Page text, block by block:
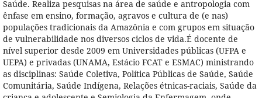
Saúde. Realiza pesquisas na área de saúde e antropologia com
ênfase em ensino, formação, agravos e cultura de (e nas)
populações tradicionais da Amazônia e com grupos em situação
de vulnerabilidade nos diversos ciclos de vida.É docente de
nível superior desde 2009 em Universidades públicas (UFPA e
UEPA) e privadas (UNAMA, Estácio FCAT e ESMAC) ministrando
as disciplinas: Saúde Coletiva, Política Públicas de Saúde, Saúde
Comunitária, Saúde Indígena, Relações étnicas-raciais, Saúde da